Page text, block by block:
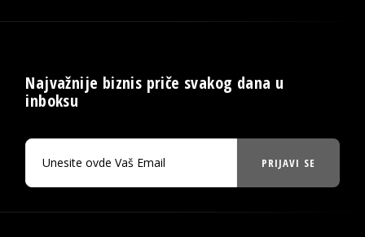
Najvažnije biznis priče svakog dana u
inboksu
PRIJAVI SE